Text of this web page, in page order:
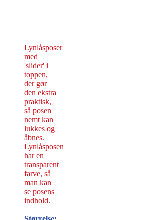
Lynlåsposer
med
'slider' i
toppen,
der gør
den ekstra
praktisk,
så posen
nemt kan
lukkes og
åbnes.
Lynlåsposen
har en
transparent
farve, så
man kan
se posens
indhold.
Størrelse: